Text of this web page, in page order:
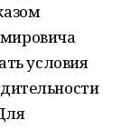
условия